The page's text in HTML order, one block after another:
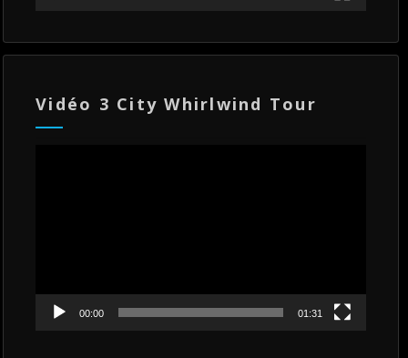
Vidéo 3 City Whirlwind Tour
00:00 01:31